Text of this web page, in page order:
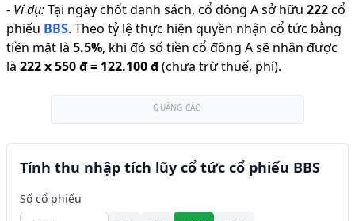
- Ví dụ:Tại ngày chốt danh sách, cổ đông A sở hữu 222cổ
phiếu BBS. Theo tỷ lệ thực hiện quyền nhận cổ tức bằng
tiền mặt là 5.5%, khi đó số tiền cổ đông A sẽ nhận được
là 222x550 đ= 122.100 đ(chưa trừ thuế, phí).
QUẢNG CÁO
Tính thu nhập tích lũy cổ tức cổ phiếu BBS
Số cổ phiếu